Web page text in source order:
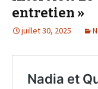
entretien »
juillet 30, 2025